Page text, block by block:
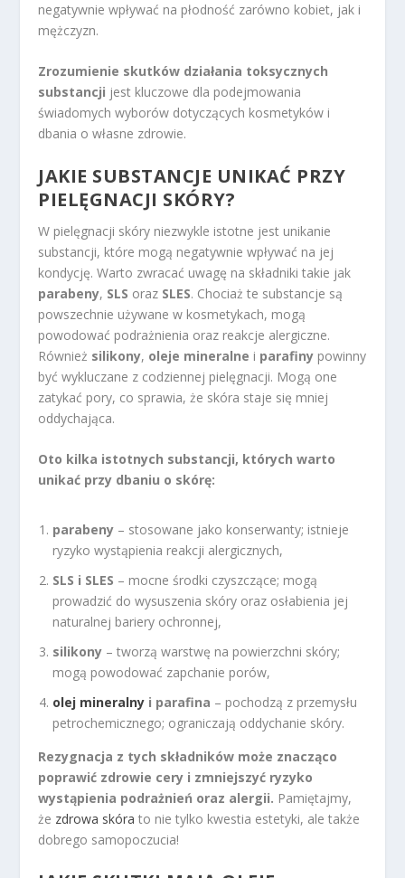
negatywnie wpływać na płodność zarówno kobiet, jak i
mężczyzn.
Zrozumienie skutków działania toksycznych
substancji jest kluczowe dla podejmowania
świadomych wyborów dotyczących kosmetyków i
dbania o własne zdrowie.
JAKIE SUBSTANCJE UNIKAĆ PRZY
PIELĘGNACJI SKÓRY?
W pielęgnacji skóry niezwykle istotne jest unikanie
substancji, które mogą negatywnie wpływać na jej
kondycję. Warto zwracać uwagę na składniki takie jak
parabeny, SLS oraz SLES. Chociaż te substancje są
powszechnie używane w kosmetykach, mogą
powodować podrażnienia oraz reakcje alergiczne.
Również silikony, oleje mineralne i parafiny powinny
być wykluczane z codziennej pielęgnacji. Mogą one
zatykać pory, co sprawia, że skóra staje się mniej
oddychająca.
Oto kilka istotnych substancji, których warto
unikać przy dbaniu o skórę:
parabeny – stosowane jako konserwanty; istnieje
ryzyko wystąpienia reakcji alergicznych,
SLS i SLES – mocne środki czyszczące; mogą
prowadzić do wysuszenia skóry oraz osłabienia jej
naturalnej bariery ochronnej,
silikony – tworzą warstwę na powierzchni skóry;
mogą powodować zapchanie porów,
olej mineralny i parafina – pochodzą z przemysłu
petrochemicznego; ograniczają oddychanie skóry.
Rezygnacja z tych składników może znacząco
poprawić zdrowie cery i zmniejszyć ryzyko
wystąpienia podrażnień oraz alergii. Pamiętajmy,
że zdrowa skóra to nie tylko kwestia estetyki, ale także
dobrego samopoczucia!